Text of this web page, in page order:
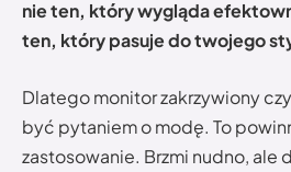
nie ten, który wygląda
ten, który pasuje do twojego
Dlatego monitor zakrzywiony
być pytaniem o modę. To
zastosowanie. Brzmi nudno, ale